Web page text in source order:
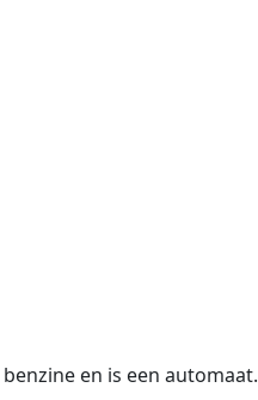
en is een automaat.